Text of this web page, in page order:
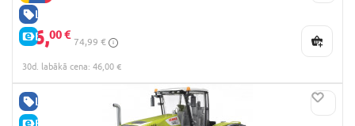
LABA CENA
E-CENA
46,00 €
74,99 €
30d. labākā cena: 46,00 €
LABA CENA
E-CENA